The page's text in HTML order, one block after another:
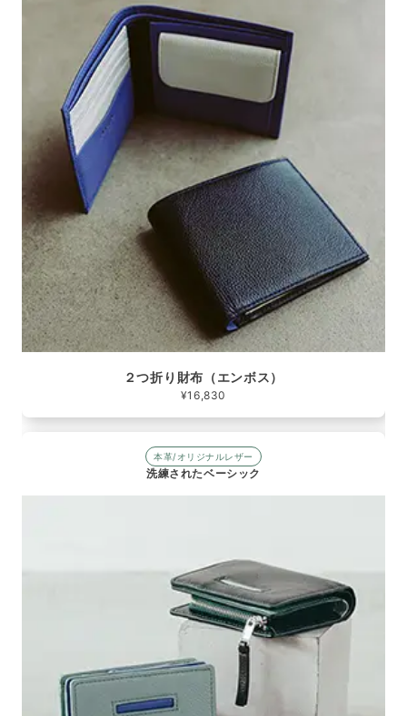
２つ折り財布（エンボス）
¥16,830
本革/オリジナルレザー
洗練されたベーシック